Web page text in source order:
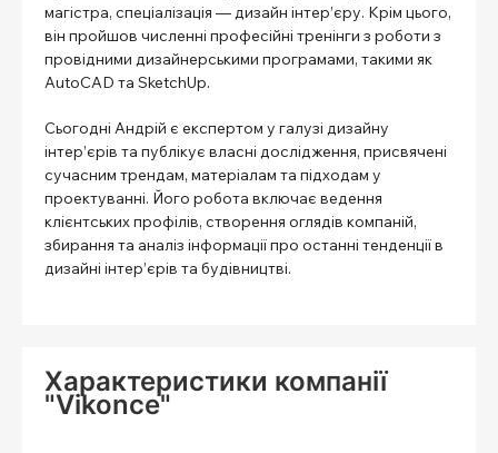
магістра, спеціалізація — дизайн інтер’єру. Крім цього,
він пройшов численні професійні тренінги з роботи з
провідними дизайнерськими програмами, такими як
AutoCAD та SketchUp.
Сьогодні Андрій є експертом у галузі дизайну
інтер’єрів та публікує власні дослідження, присвячені
сучасним трендам, матеріалам та підходам у
проектуванні. Його робота включає ведення
клієнтських профілів, створення оглядів компаній,
збирання та аналіз інформації про останні тенденції в
дизайні інтер’єрів та будівництві.
Характеристики компанії
"Vikonce"